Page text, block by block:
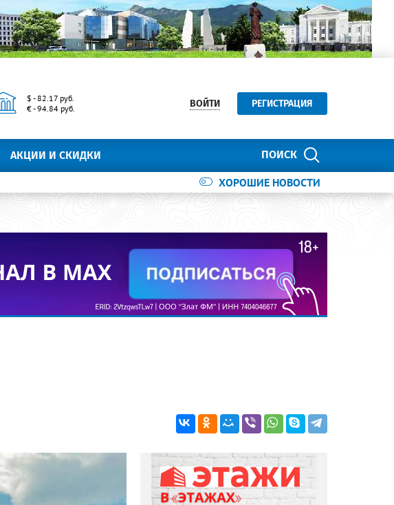
$ - 82.17 руб.
€ - 94.84 руб.
ВОЙТИ РЕГИСТРАЦИЯ
ПОИСК
АКЦИИ И СКИДКИ
ХОРОШИЕ НОВОСТИ